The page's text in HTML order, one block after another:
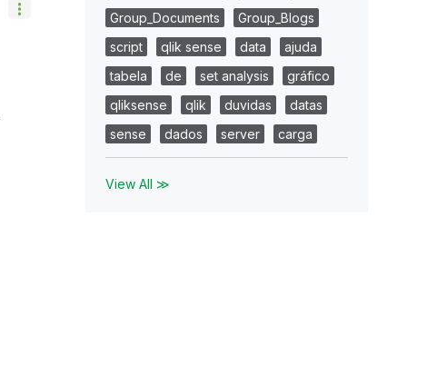
Group_Documents
Group_Blogs
script
qlik sense data
ajuda
tabela
de set analysis
gráfico
qliksense
qlik duvidas
datas
sense
dados server carga
View All ≫